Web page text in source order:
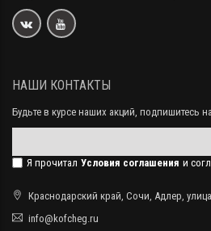
НАШИ КОНТАКТЫ
Будьте в курсе наших акций, подпишитесь
Я прочитал Условия соглашения и
Краснодарский край, Сочи, Адлер,
info@kofcheg.ru